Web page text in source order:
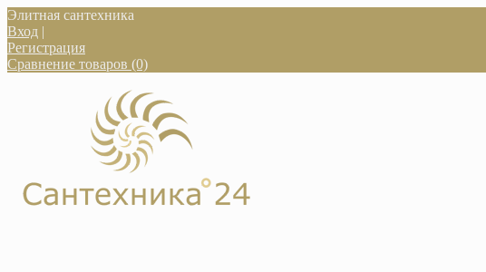
Элитная сантехника
Вход |
Регистрация
Сравнение товаров (0)